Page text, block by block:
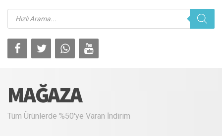
Products
search
MAĞAZA
Tüm Ürünlerde %50'ye Varan İndirim